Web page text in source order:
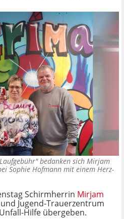
bedanken sich Mirjam
Sophie Hofmann mit einem Herz-
Schirmherrin Mirjam
Jugend-Trauerzentrum
Hilfe übergeben.